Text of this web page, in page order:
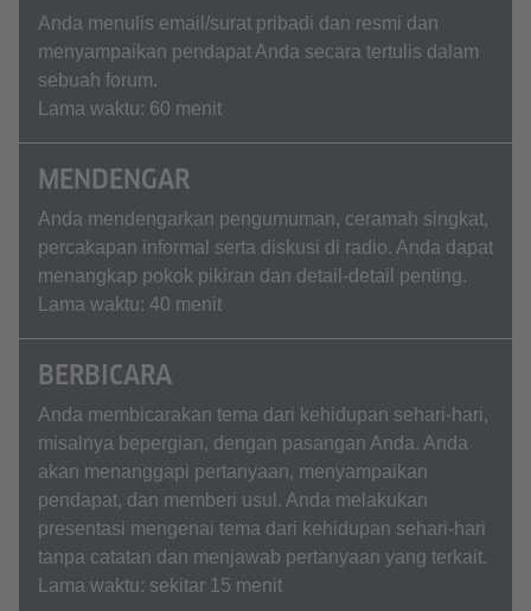
Anda menulis email/surat pribadi dan resmi dan
menyampaikan pendapat Anda secara tertulis dalam
sebuah forum.
Lama waktu: 60 menit
MENDENGAR
Anda mendengarkan pengumuman, ceramah singkat,
percakapan informal serta diskusi di radio. Anda dapat
menangkap pokok pikiran dan detail-detail penting.
Lama waktu: 40 menit
BERBICARA
Anda membicarakan tema dari kehidupan sehari-hari,
misalnya bepergian, dengan pasangan Anda. Anda
akan menanggapi pertanyaan, menyampaikan
pendapat, dan memberi usul. Anda melakukan
presentasi mengenai tema dari kehidupan sehari-hari
tanpa catatan dan menjawab pertanyaan yang terkait.
Lama waktu: sekitar 15 menit